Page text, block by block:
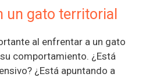
un gato territorial
al enfrentar a un gato
comportamiento. ¿Está
¿Está apuntando a